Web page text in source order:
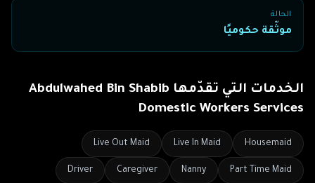
الحالة
موثّقة حكوميًا
الخدمات التي تقدّمها Abdulwahed Bin Shabib
Domestic Workers Services
Housemaid
Live In Maid
Live Out Maid
Part Time Maid
Nanny
Caregiver
Driver